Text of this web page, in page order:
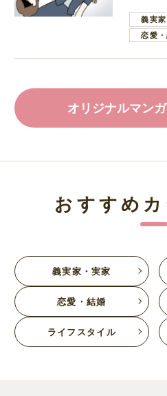
葉で
義実
恋愛
オリジナルマン
おすすめ
義実家・実家
恋愛・結婚
ライフスタイル